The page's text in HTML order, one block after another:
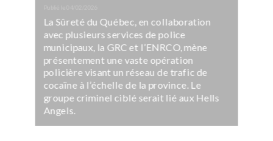
La Sûreté du Québec, en collaboration
avec plusieurs services de police
municipaux, la GRC et l’ENRCO, mène
présentement une vaste opération
policière visant un réseau de trafic de
cocaïne à l’échelle de la province. Le
groupe criminel ciblé serait lié aux Hells
Angels.